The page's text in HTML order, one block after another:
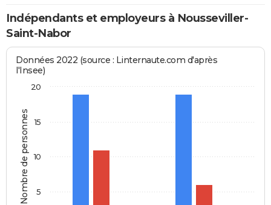
Indépendants et employeurs à Nousseviller-
Saint-Nabor
Nombre de personnes
Données 2022 (source : Linternaute.com d'après
l'Insee)
5
10
15
20